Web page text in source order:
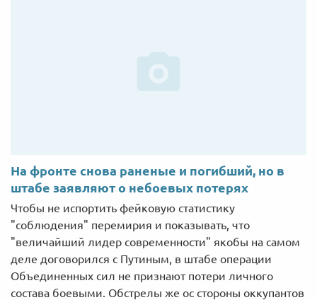
На фронте снова раненые и погибший, но в
штабе заявляют о небоевых потерях
Чтобы не испортить фейковую статистику
"соблюдения" перемирия и показывать, что
"величайший лидер современности" якобы на самом
деле договорился с Путиным, в штабе операции
Объединенных сил не признают потери личного
состава боевыми. Обстрелы же ос стороны оккупантов